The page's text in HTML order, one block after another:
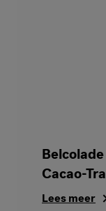
Cacao-
Lees meer